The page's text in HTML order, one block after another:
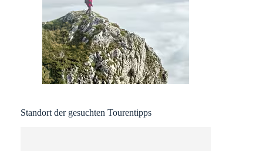
Standort der gesuchten Tourentipps